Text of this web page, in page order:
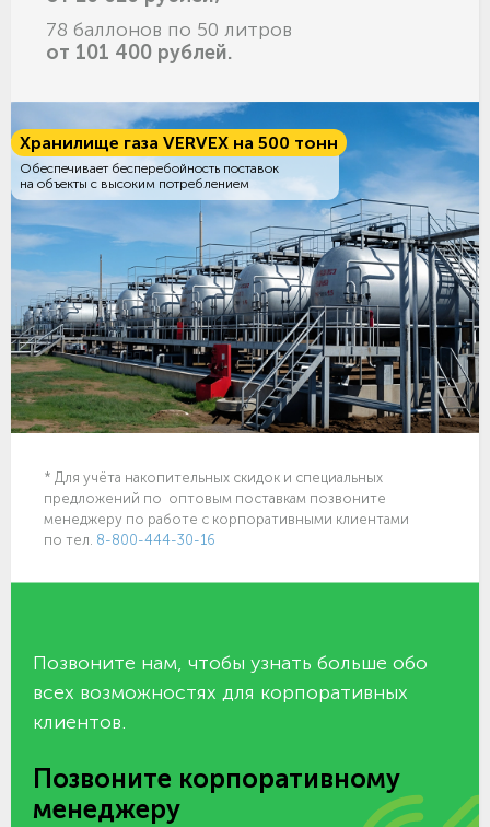
78 баллонов по 50 литров
от 101 400 рублей.
Хранилище газа VERVEX на 500 тонн
Обеспечивает бесперебойность поставок
на объекты с высоким потреблением
* Для учёта накопительных скидок и специальных
предложений по оптовым поставкам позвоните
менеджеру по работе с корпоративными клиентами
по тел. 8-800-444-30-16
Позвоните нам, чтобы узнать больше обо
всех возможностях для корпоративных
клиентов.
Позвоните корпоративному
менеджеру